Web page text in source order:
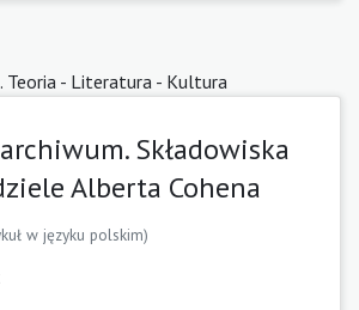
Teoria - Literatura - Kultura
Składowiska
Alberta Cohena
w języku polskim)